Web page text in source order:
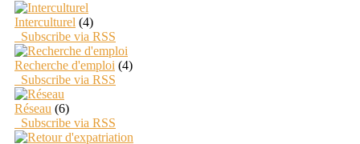
Interculturel (4)
Subscribe via RSS
Recherche d'emploi (4)
Subscribe via RSS
Réseau (6)
Subscribe via RSS